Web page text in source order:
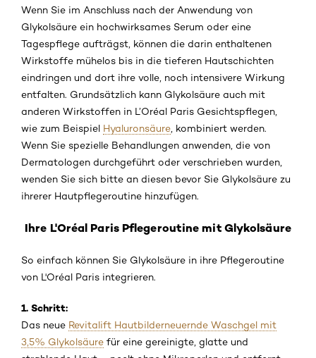
Wenn Sie im Anschluss nach der Anwendung von
Glykolsäure ein hochwirksames Serum oder eine
Tagespflege aufträgst, können die darin enthaltenen
Wirkstoffe mühelos bis in die tieferen Hautschichten
eindringen und dort ihre volle, noch intensivere Wirkung
entfalten. Grundsätzlich kann Glykolsäure auch mit
anderen Wirkstoffen in L’Oréal Paris Gesichtspflegen,
wie zum Beispiel Hyaluronsäure, kombiniert werden.
Wenn Sie spezielle Behandlungen anwenden, die von
Dermatologen durchgeführt oder verschrieben wurden,
wenden Sie sich bitte an diesen bevor Sie Glykolsäure zu
ihrerer Hautpflegeroutine hinzufügen.
Ihre L'Oréal Paris Pflegeroutine mit Glykolsäure
So einfach können Sie Glykolsäure in ihre Pflegeroutine
von L'Oréal Paris integrieren.
1. Schritt:
Das neue Revitalift Hautbilderneuernde Waschgel mit
3,5% Glykolsäure für eine gereinigte, glatte und